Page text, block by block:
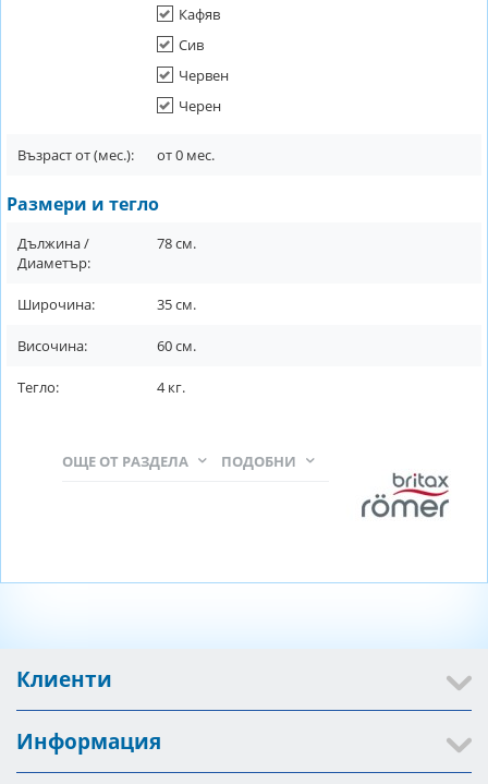
Кафяв
Сив
Червен
Черен
Възраст от (мес.): от0 мес.
Размери и тегло
Дължина /
Диаметър:
78см.
Широчина: 35см.
Височина: 60см.
Тегло: 4кг.
ПОДОБНИ
ОЩЕ ОТ РАЗДЕЛА
Клиенти
Информация